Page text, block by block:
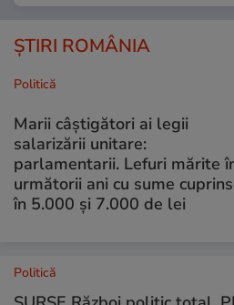
ȘTIRI ROMÂNIA
Politică
Marii câștigători ai legii
salarizării unitare:
parlamentarii. Lefuri mărite
următorii ani cu sume
în 5.000 și 7.000 de lei
Politică